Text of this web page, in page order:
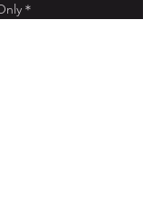
＊